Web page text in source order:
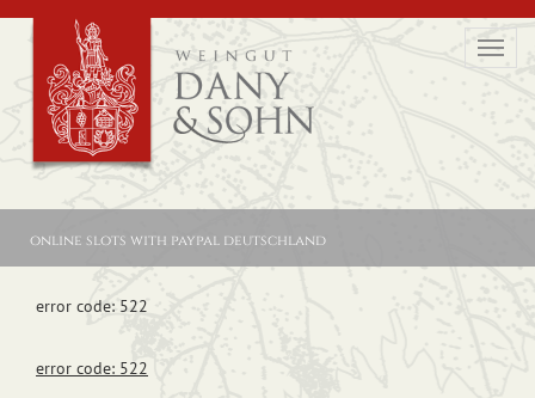
online slots with paypal deutschland
error code: 522
error code: 522